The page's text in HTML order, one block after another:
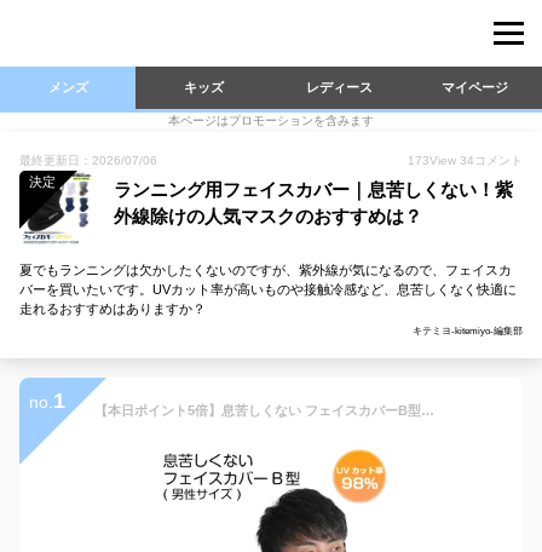
メンズ キッズ レディース マイページ
本ページはプロモーションを含みます
最終更新日：2026/07/06 173View 34 コメント
決定
ランニング用フェイスカバー｜息苦しくない！紫
外線除けの人気マスクのおすすめは？
夏でもランニングは欠かしたくないのですが、紫外線が気になるので、フェイスカ
バーを買いたいです。UVカット率が高いものや接触冷感など、息苦しくなく快適に
走れるおすすめはありますか？
キテミヨ-kitemiyo-編集部
no. 1 【本日ポイント5倍】息苦しくない フェイスカバーB型【男性サイズ】フェイスマスク UVマスク 首まで メンズ スポーツ マスク UVカット WhB UPF50+ ホワイトビューティー 日焼け対策 首 UVマスク 日焼け防止 東レ プレゼント 実用的 テニス ゴルフ 釣り【送料無料】